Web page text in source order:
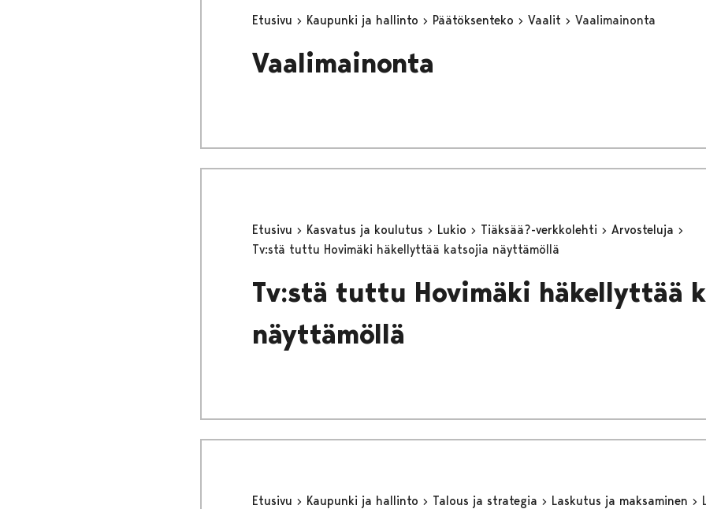
Etusivu Kaupunki ja hallinto Päätöksenteko Vaalit Vaalimainonta
Vaalimainonta
Etusivu Kasvatus ja koulutus Lukio Tiäksää?-verkkolehti
Arvosteluja
Tv:stä tuttu Hovimäki häkellyttää katsojia näyttämöllä
Tv:stä tuttu Hovimäki häkellyttää
näyttämöllä
Etusivu Kaupunki ja hallinto Talous ja strategia Laskutus ja maksaminen